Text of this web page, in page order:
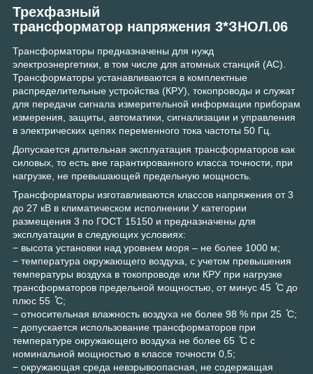
Трехфазный
трансформатор напряжения 3*ЗНОЛ.06
Трансформаторы предназначены для нужд
электроэнергетики, в том числе для атомных станций (АС).
Трансформаторы устанавливаются в комплектные
распределительные устройства (КРУ), токопроводы и служат
для передачи сигнала измерительной информации приборам
измерения, защиты, автоматики, сигнализации и управления
в электрических цепях переменного тока частоты 50 Гц.
Допускается длительная эксплуатация трансформаторов как
силовых, то есть вне гарантированного класса точности, при
нагрузке, не превышающей предельную мощность.
Трансформаторы изготавливаются классов напряжения от 3
до 27 кВ в климатическом исполнении У категории
размещения 3 по ГОСТ 15150 и предназначены для
эксплуатации в следующих условиях:
− высота установки над уровнем моря – не более 1000 м;
− температура окружающего воздуха, с учетом превышения
температуры воздуха в токопроводе или КРУ при нагрузке
трансформаторов предельной мощностью, от минус 45 ̊С до
плюс 55 ̊С;
− относительная влажность воздуха не более 98 % при 25 ̊С;
− допускается использование трансформаторов при
температуре окружающего воздуха не более 65 ̊С с
номинальной мощностью в классе точности 0,5;
− окружающая среда невзрывоопасная, не содержащая